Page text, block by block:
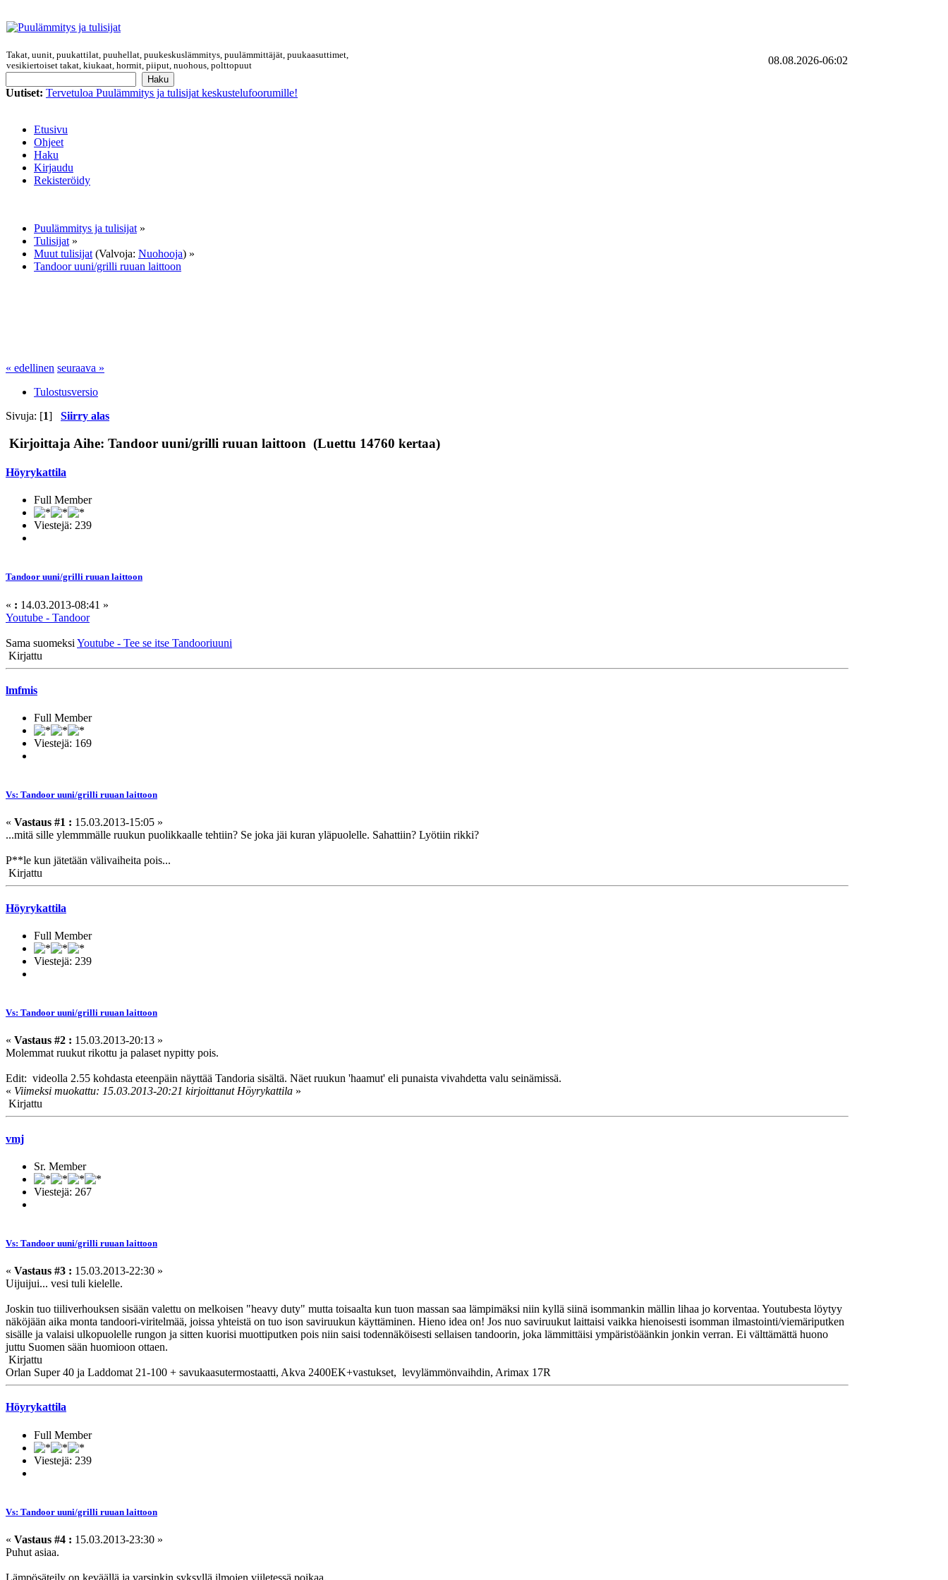
Takat, uunit, puukattilat, puuhellat, puukeskuslämmitys, puulämmittäjät, puukaasuttimet,
vesikiertoiset takat, kiukaat, hormit, piiput, nuohous, polttopuut
08.08.2026-06:02
Uutiset: Tervetuloa Puulämmitys ja tulisijat keskustelufoorumille!
Etusivu
Ohjeet
Haku
Kirjaudu
Rekisteröidy
Puulämmitys ja tulisijat »
Tulisijat »
Muut tulisijat (Valvoja: Nuohooja) »
Tandoor uuni/grilli ruuan laittoon
« edellinen seuraava »
Tulostusversio
Sivuja: [1] Siirry alas
Kirjoittaja Aihe: Tandoor uuni/grilli ruuan laittoon (Luettu 14760 kertaa)
Höyrykattila
Full Member
Viestejä: 239
Tandoor uuni/grilli ruuan laittoon
« : 14.03.2013-08:41 »
Youtube - Tandoor
Sama suomeksi Youtube - Tee se itse Tandooriuuni
Kirjattu
lmfmis
Full Member
Viestejä: 169
Vs: Tandoor uuni/grilli ruuan laittoon
« Vastaus #1 : 15.03.2013-15:05 »
...mitä sille ylemmmälle ruukun puolikkaalle tehtiin? Se joka jäi kuran yläpuolelle. Sahattiin? Lyötiin rikki?
P**le kun jätetään välivaiheita pois...
Kirjattu
Höyrykattila
Full Member
Viestejä: 239
Vs: Tandoor uuni/grilli ruuan laittoon
« Vastaus #2 : 15.03.2013-20:13 »
Molemmat ruukut rikottu ja palaset nypitty pois.
Edit: videolla 2.55 kohdasta eteenpäin näyttää Tandoria sisältä. Näet ruukun 'haamut' eli punaista vivahdetta valu seinämissä.
« Viimeksi muokattu: 15.03.2013-20:21 kirjoittanut Höyrykattila »
Kirjattu
vmj
Sr. Member
Viestejä: 267
Vs: Tandoor uuni/grilli ruuan laittoon
« Vastaus #3 : 15.03.2013-22:30 »
Uijuijui... vesi tuli kielelle.
Joskin tuo tiiliverhouksen sisään valettu on melkoisen "heavy duty" mutta toisaalta kun tuon massan saa lämpimäksi niin kyllä siinä isommankin mällin lihaa jo korventaa. Youtubesta löytyy
näköjään aika monta tandoori-viritelmää, joissa yhteistä on tuo ison saviruukun käyttäminen. Hieno idea on! Jos nuo saviruukut laittaisi vaikka hienoisesti isomman ilmastointi/viemäriputken
sisälle ja valaisi ulkopuolelle rungon ja sitten kuorisi muottiputken pois niin saisi todennäköisesti sellaisen tandoorin, joka lämmittäisi ympäristöäänkin jonkin verran. Ei välttämättä huono
juttu Suomen sään huomioon ottaen.
Kirjattu
Orlan Super 40 ja Laddomat 21-100 + savukaasutermostaatti, Akva 2400EK+vastukset, levylämmönvaihdin, Arimax 17R
Höyrykattila
Full Member
Viestejä: 239
Vs: Tandoor uuni/grilli ruuan laittoon
« Vastaus #4 : 15.03.2013-23:30 »
Puhut asiaa.
Lämpösäteily on keväällä ja varsinkin syksyllä ilmojen viiletessä poikaa.